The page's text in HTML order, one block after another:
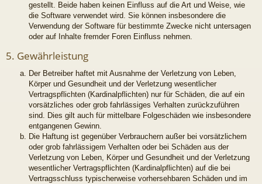
gestellt. Beide haben keinen Einfluss auf die Art und Weise, wie
die Software verwendet wird. Sie können insbesondere die
Verwendung der Software für bestimmte Zwecke nicht untersagen
oder auf Inhalte fremder Foren Einfluss nehmen.
5. Gewährleistung
Der Betreiber haftet mit Ausnahme der Verletzung von Leben,
Körper und Gesundheit und der Verletzung wesentlicher
Vertragspflichten (Kardinalpflichten) nur für Schäden, die auf ein
vorsätzliches oder grob fahrlässiges Verhalten zurückzuführen
sind. Dies gilt auch für mittelbare Folgeschäden wie insbesondere
entgangenen Gewinn.
Die Haftung ist gegenüber Verbrauchern außer bei vorsätzlichem
oder grob fahrlässigem Verhalten oder bei Schäden aus der
Verletzung von Leben, Körper und Gesundheit und der Verletzung
wesentlicher Vertragspflichten (Kardinalpflichten) auf die bei
Vertragsschluss typischerweise vorhersehbaren Schäden und im